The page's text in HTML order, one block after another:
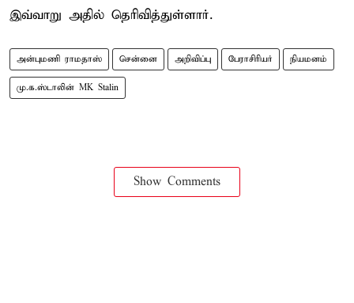
இவ்வாறு அதில் தெரிவித்துள்ளார்.
அன்புமணி ராமதாஸ் சென்னை அறிவிப்பு பேராசிரியர் நியமனம்
மு.க.ஸ்டாலின் MK Stalin
Show Comments